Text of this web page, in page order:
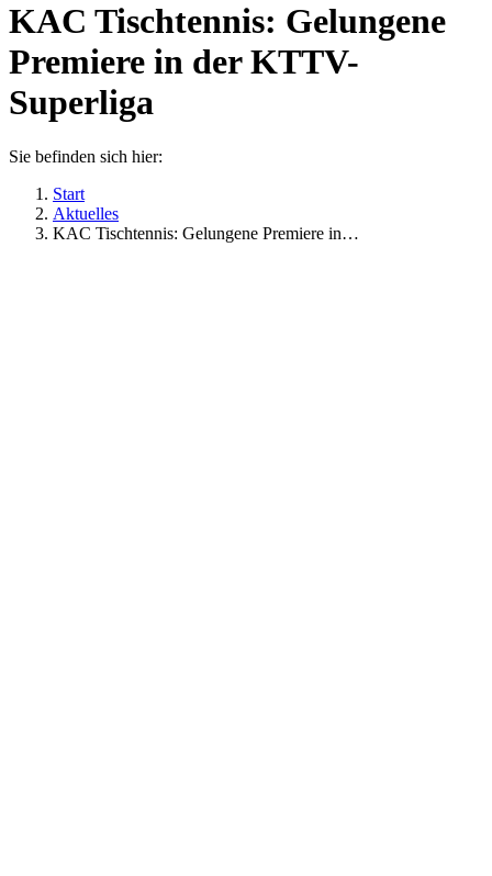
KAC Tischtennis: Gelungene
Premiere in der KTTV-
Superliga
Sie befinden sich hier:
Start
Aktuelles
KAC Tischtennis: Gelungene Premiere in…